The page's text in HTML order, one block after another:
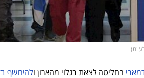
החליטה לצאת בגלוי מהארון ולהיחשף